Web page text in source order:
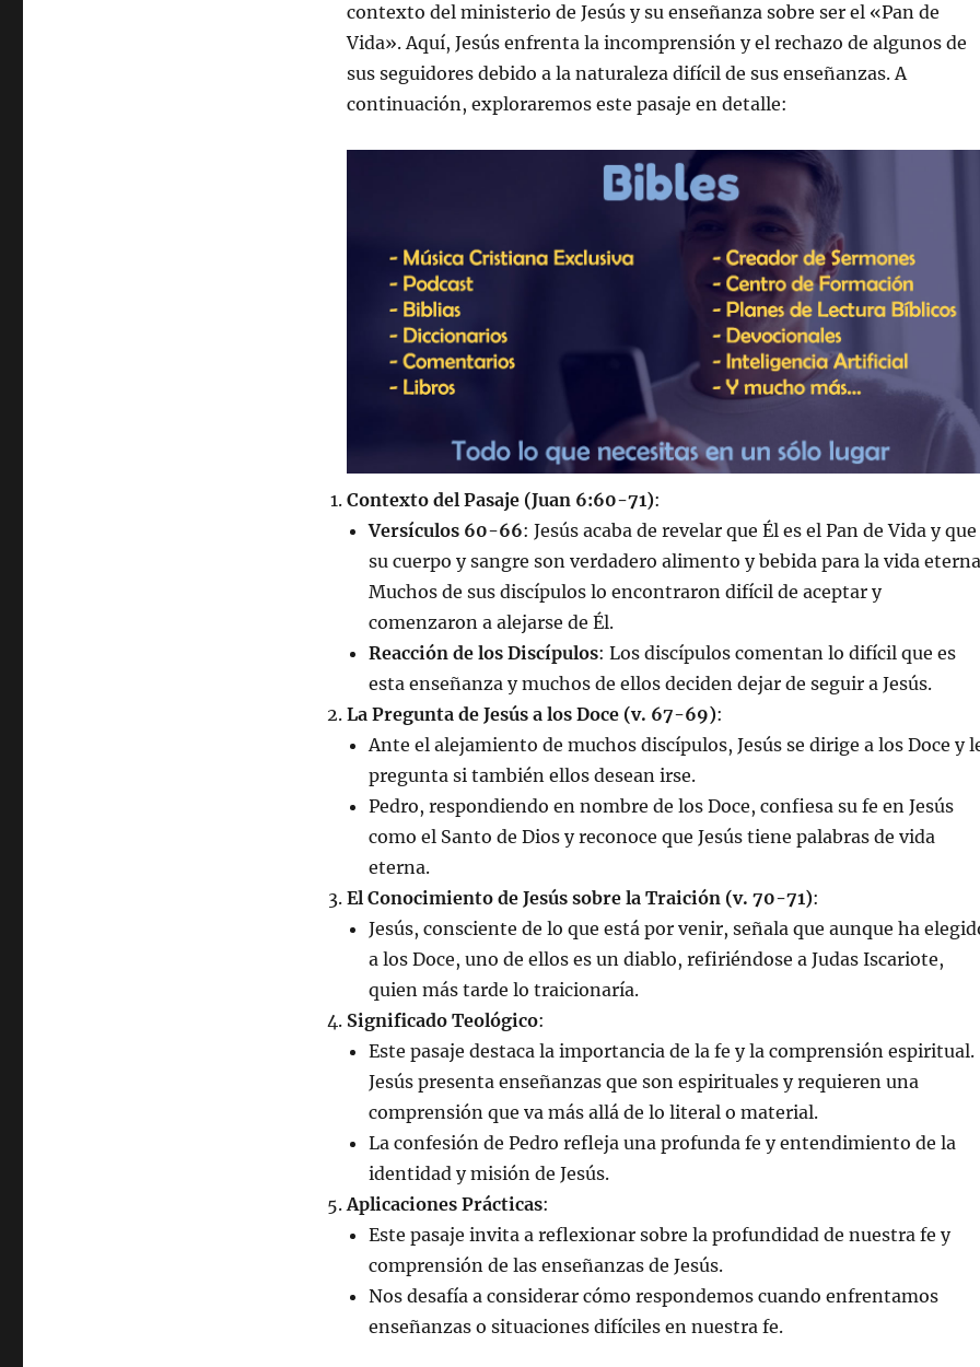
contexto del ministerio de Jesús y su enseñanza sobre ser el «Pan de
Vida». Aquí, Jesús enfrenta la incomprensión y el rechazo de algunos de
sus seguidores debido a la naturaleza difícil de sus enseñanzas. A
continuación, exploraremos este pasaje en detalle:
Contexto del Pasaje (Juan 6:60-71):
Versículos 60-66: Jesús acaba de revelar que Él es el Pan de Vida y que
su cuerpo y sangre son verdadero alimento y bebida para la vida
Muchos de sus discípulos lo encontraron difícil de aceptar y
comenzaron a alejarse de Él.
Reacción de los Discípulos: Los discípulos comentan lo difícil que es
esta enseñanza y muchos de ellos deciden dejar de seguir a Jesús.
La Pregunta de Jesús a los Doce (v. 67-69):
Ante el alejamiento de muchos discípulos, Jesús se dirige a los Doce y
pregunta si también ellos desean irse.
Pedro, respondiendo en nombre de los Doce, confiesa su fe en Jesús
como el Santo de Dios y reconoce que Jesús tiene palabras de vida
eterna.
El Conocimiento de Jesús sobre la Traición (v. 70-71):
Jesús, consciente de lo que está por venir, señala que aunque ha
a los Doce, uno de ellos es un diablo, refiriéndose a Judas Iscariote,
quien más tarde lo traicionaría.
Significado Teológico:
Este pasaje destaca la importancia de la fe y la comprensión espiritual.
Jesús presenta enseñanzas que son espirituales y requieren una
comprensión que va más allá de lo literal o material.
La confesión de Pedro refleja una profunda fe y entendimiento de la
identidad y misión de Jesús.
Aplicaciones Prácticas:
Este pasaje invita a reflexionar sobre la profundidad de nuestra fe y
comprensión de las enseñanzas de Jesús.
Nos desafía a considerar cómo respondemos cuando enfrentamos
enseñanzas o situaciones difíciles en nuestra fe.